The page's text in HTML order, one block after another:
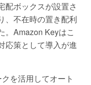
配ボックスが設置さ
、不在時の置き配利
。Amazon Keyはこ
応策として導入が進
を活用してオート